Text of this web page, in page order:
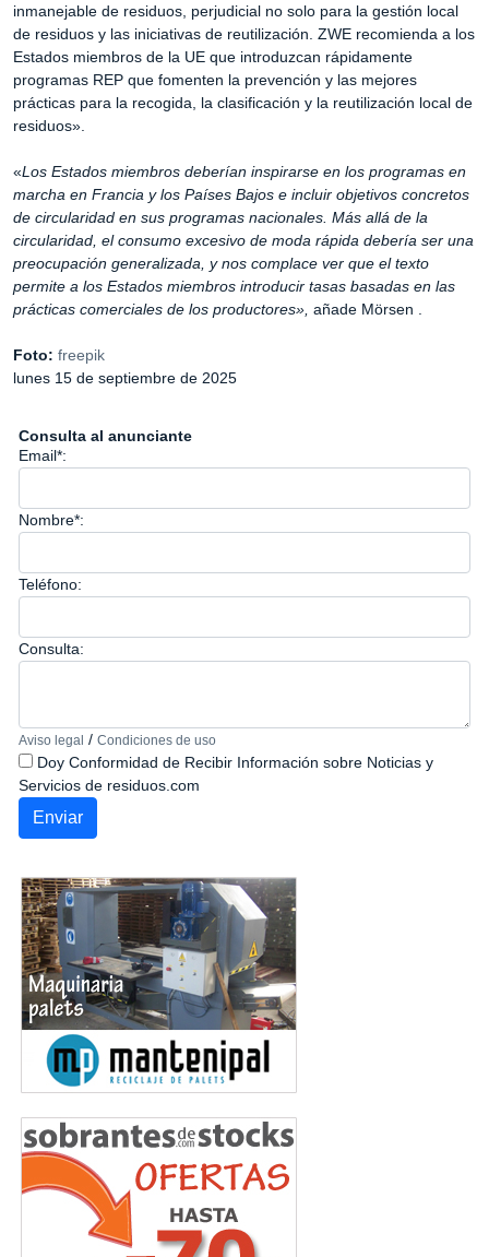
inmanejable de residuos, perjudicial no solo para la gestión local
de residuos y las iniciativas de reutilización. ZWE recomienda a los
Estados miembros de la UE que introduzcan rápidamente
programas REP que fomenten la prevención y las mejores
prácticas para la recogida, la clasificación y la reutilización local de
residuos».
«Los Estados miembros deberían inspirarse en los programas en
marcha en Francia y los Países Bajos e incluir objetivos concretos
de circularidad en sus programas nacionales. Más allá de la
circularidad, el consumo excesivo de moda rápida debería ser una
preocupación generalizada, y nos complace ver que el texto
permite a los Estados miembros introducir tasas basadas en las
prácticas comerciales de los productores», añade Mörsen .
Foto: freepik
lunes 15 de septiembre de 2025
Consulta al anunciante
Email*:
Nombre*:
Teléfono:
Consulta:
Aviso legal / Condiciones de uso
Doy Conformidad de Recibir Información sobre Noticias y
Servicios de residuos.com